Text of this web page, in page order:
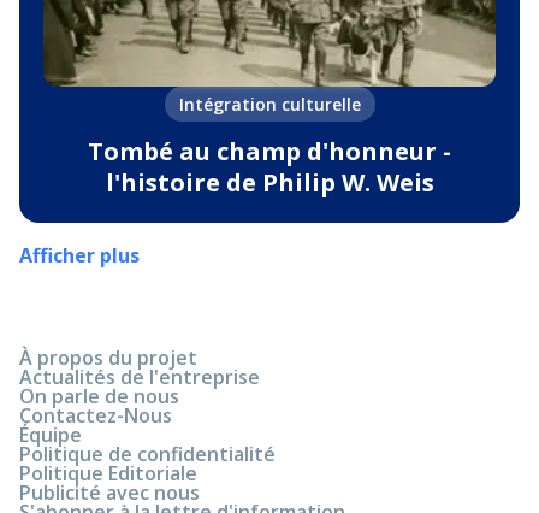
Intégration culturelle
Tombé au champ d'honneur -
l'histoire de Philip W. Weis
Afficher plus
À propos du projet
Actualités de l'entreprise
On parle de nous
Contactez-Nous
Équipe
Politique de confidentialité
Politique Editoriale
Publicité avec nous